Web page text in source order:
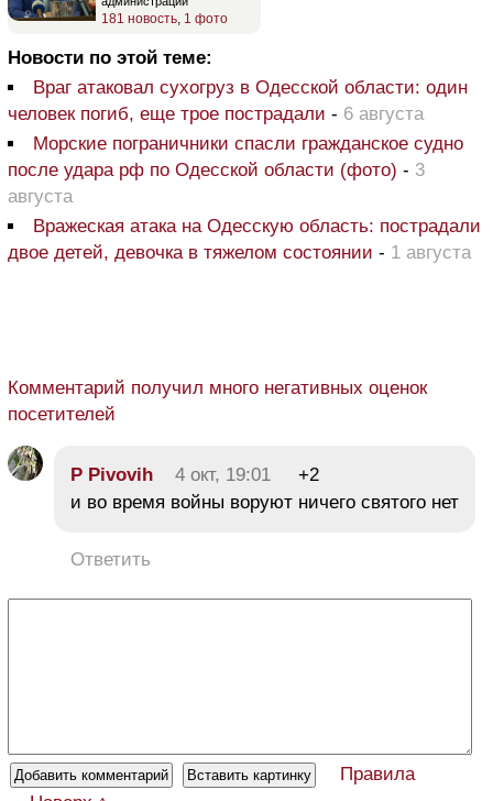
181 новость 1 фото
Новости по этой теме:
Враг атаковал сухогруз в Одесской области: один
человек погиб, еще трое пострадали - 6 августа
Морские пограничники спасли гражданское судно
после удара рф по Одесской области (фото) - 3
августа
Вражеская атака на Одесскую область: пострадали
двое детей, девочка в тяжелом состоянии - 1 августа
Комментарий получил много негативных оценок
посетителей
P Pivovih 4 окт, 19:01
+2
и во время войны воруют ничего святого нет
Ответить
Правила